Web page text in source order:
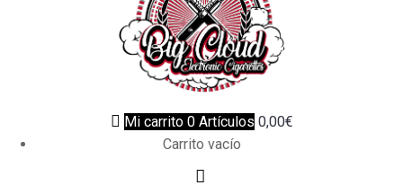
Mi carrito 0 Artículos 0,00€
Carrito vacío